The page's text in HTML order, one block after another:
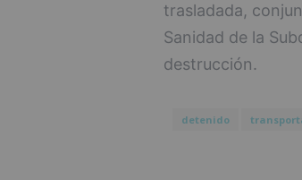
trasladada,
Sanidad de la
destrucción.
detenido